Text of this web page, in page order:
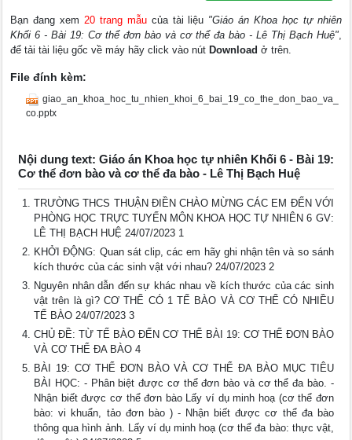
Bạn đang xem 20 trang mẫucủa tài liệu "Giáo án Khoa học tự nhiên
Khối 6 - Bài 19: Cơ thể đơn bào và cơ thể đa bào - Lê Thị Bạch Huệ",
để tải tài liệu gốc về máy hãy click vào nút Download ở trên.
File đính kèm:
giao_an_khoa_hoc_tu_nhien_khoi_6_bai_19_co_the_don_bao_va_
co.pptx
Nội dung text: Giáo án Khoa học tự nhiên Khối 6 - Bài 19:
Cơ thể đơn bào và cơ thể đa bào - Lê Thị Bạch Huệ
TRƯỜNG THCS THUẬN ĐIỀN CHÀO MỪNG CÁC EM ĐẾN VỚI
PHÒNG HỌC TRỰC TUYẾN MÔN KHOA HỌC TỰ NHIÊN 6 GV:
LÊ THỊ BẠCH HUỆ 24/07/2023 1
KHỞI ĐỘNG: Quan sát clip, các em hãy ghi nhận tên và so sánh
kích thước của các sinh vật với nhau? 24/07/2023 2
Nguyên nhân dẫn đến sự khác nhau về kích thước của các sinh
vật trên là gì? CƠ THỂ CÓ 1 TẾ BÀO VÀ CƠ THỂ CÓ NHIỀU
TẾ BÀO 24/07/2023 3
CHỦ ĐỀ: TỪ TẾ BÀO ĐẾN CƠ THỂ BÀI 19: CƠ THỂ ĐƠN BÀO
VÀ CƠ THỂ ĐA BÀO 4
BÀI 19: CƠ THỂ ĐƠN BÀO VÀ CƠ THỂ ĐA BÀO MỤC TIÊU
BÀI HỌC: - Phân biệt được cơ thể đơn bào và cơ thể đa bào. -
Nhận biết được cơ thể đơn bào Lấy ví dụ minh hoạ (cơ thể đơn
bào: vi khuẩn, tảo đơn bào ) - Nhận biết được cơ thể đa bào
thông qua hình ảnh. Lấy ví dụ minh hoạ (cơ thể đa bào: thực vật,